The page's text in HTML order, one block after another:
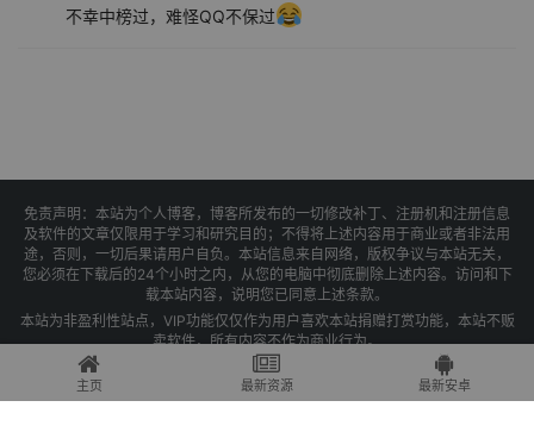
不幸中榜过，难怪QQ不保过
免责声明：本站为个人博客，博客所发布的一切修改补丁、注册机和注册信息
及软件的文章仅限用于学习和研究目的；不得将上述内容用于商业或者非法用
途，否则，一切后果请用户自负。本站信息来自网络，版权争议与本站无关，
您必须在下载后的24个小时之内，从您的电脑中彻底删除上述内容。访问和下
载本站内容，说明您已同意上述条款。
本站为非盈利性站点，VIP功能仅仅作为用户喜欢本站捐赠打赏功能，本站不贩
卖软件，所有内容不作为商业行为。
Copyright © 2025 果核剥壳 - 琼ICP备2021004479号-1
主页 最新资源 最新安卓